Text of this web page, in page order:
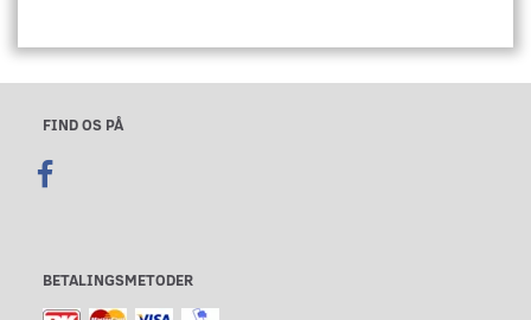
FIND OS PÅ
BETALINGSMETODER